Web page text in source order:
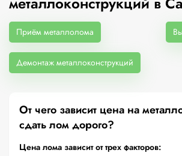
Приём металлолома
Демонтаж металлоконструкций
От чего зависит цена на
сдать лом дорого?
Цена лома зависит от трех факторов: